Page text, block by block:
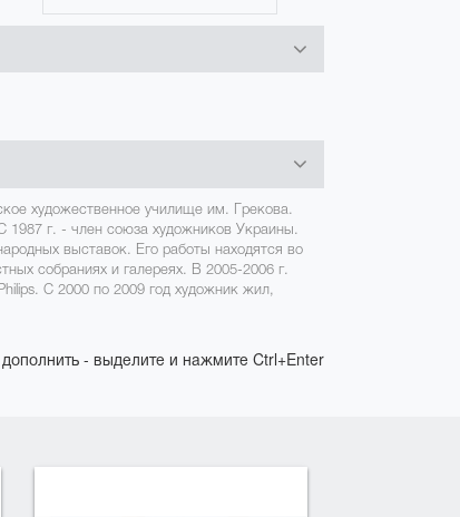
художественное училище им. Грекова.
г. - член союза художников Украины.
выставок. Его работы находятся во
собраниях и галереях. В 2005-2006 г.
С 2000 по 2009 год художник жил,
- выделите и нажмите Ctrl+Enter